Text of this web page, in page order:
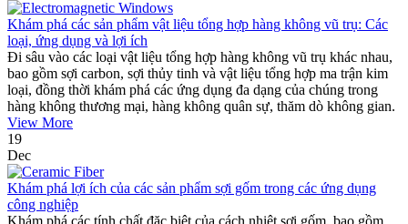
Khám phá các sản phẩm vật liệu tổng hợp hàng không vũ trụ: Các
loại, ứng dụng và lợi ích
Đi sâu vào các loại vật liệu tổng hợp hàng không vũ trụ khác nhau,
bao gồm sợi carbon, sợi thủy tinh và vật liệu tổng hợp ma trận kim
loại, đồng thời khám phá các ứng dụng đa dạng của chúng trong
hàng không thương mại, hàng không quân sự, thăm dò không gian.
View More
19
Dec
Khám phá lợi ích của các sản phẩm sợi gốm trong các ứng dụng
công nghiệp
Khám phá các tính chất đặc biệt của cách nhiệt sợi gốm, bao gồm